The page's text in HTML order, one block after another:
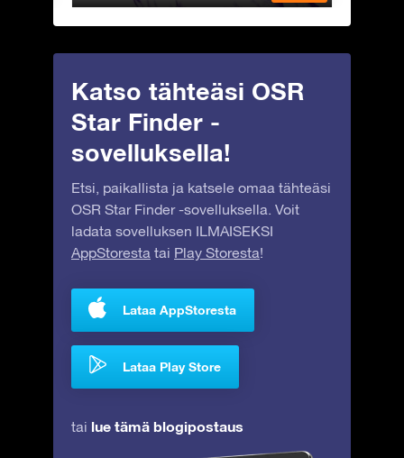
Katso tähteäsi OSR
Star Finder -
sovelluksella!
Etsi, paikallista ja katsele omaa tähteäsi
OSR Star Finder -sovelluksella. Voit
ladata sovelluksen ILMAISEKSI
AppStoresta tai Play Storesta!
Lataa AppStoresta
Lataa Play Store
tai lue tämä blogipostaus